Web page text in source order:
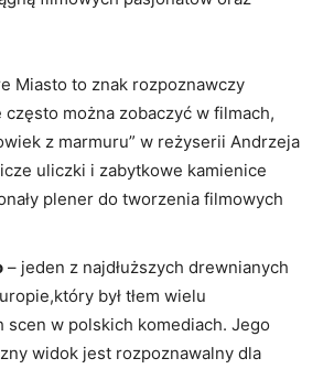
Miasto to znak rozpoznawczy
często można ⁢zobaczyć w filmach,⁢
‍z marmuru” w reżyserii Andrzeja
uliczki i⁢ zabytkowe kamienice​
plener do tworzenia filmowych
– jeden z najdłuższych​ drewnianych
był ⁣tłem wielu
scen w polskich komediach. ⁢Jego
widok jest rozpoznawalny dla